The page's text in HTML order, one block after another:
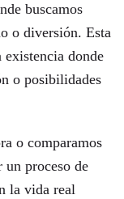
buscamos
o diversión. Esta
existencia donde
o posibilidades
o comparamos
un proceso de
la vida real